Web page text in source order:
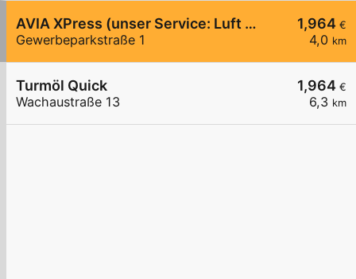
1,964 €
4,0 km
AVIA XPress (unser Service: Luft und Wasser)
Gewerbeparkstraße 1
1,964 €
6,3 km
Turmöl Quick
Wachaustraße 13